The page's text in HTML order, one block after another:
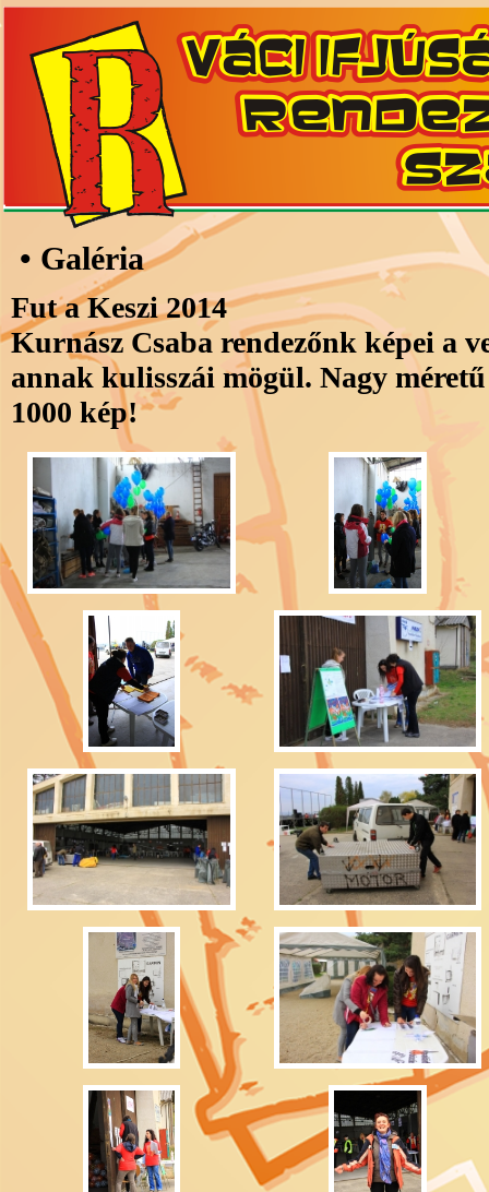
• Galéria
Fut a Keszi 2014
Kurnász Csaba rendezőnk képei a
annak kulisszái mögül. Nagy
1000 kép!